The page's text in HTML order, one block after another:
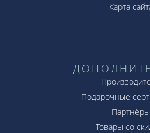
Карта
Подарочные
Партнёры
Товары со